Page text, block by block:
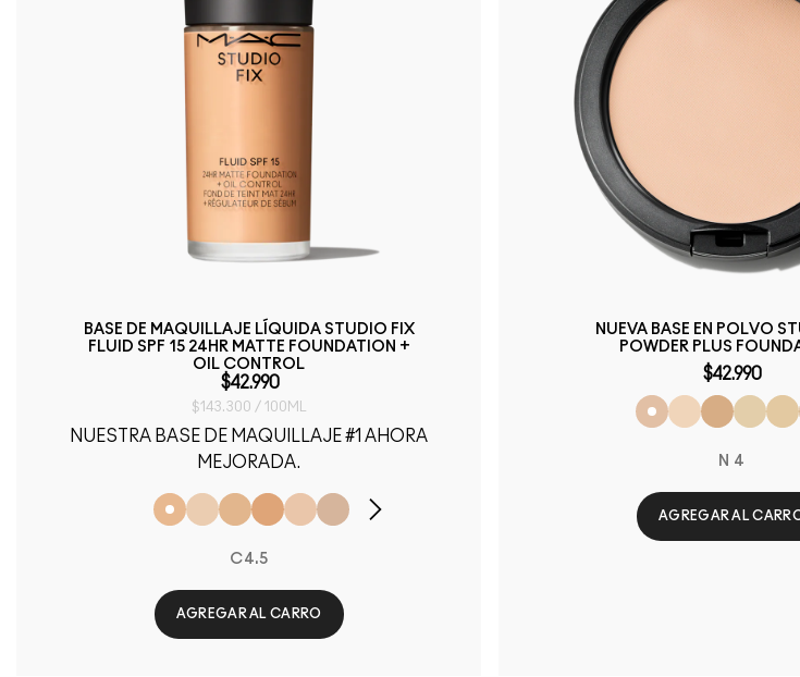
BASE DE MAQUILLAJE LÍQUIDA STUDIO FIX
FLUID SPF 15 24HR MATTE FOUNDATION +
OIL CONTROL
$42.990
$143.300 / 100ML
NUESTRA BASE DE MAQUILLAJE #1 AHORA
MEJORADA.
C4.5
AGREGAR AL CARRO
NUEVA BASE EN POLVO
POWDER PLUS
$42.990
N 4
AGREGAR AL